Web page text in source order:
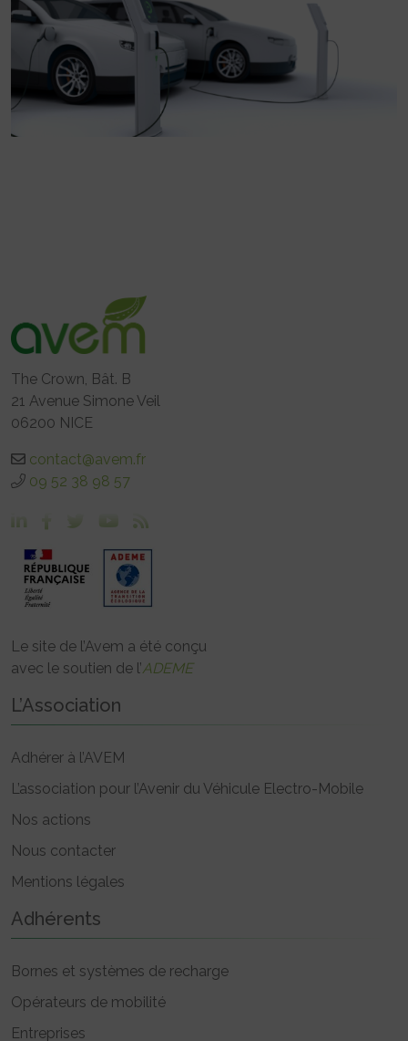
The Crown, Bât. B
21 Avenue Simone Veil
06200 NICE
contact@avem.fr
09 52 38 98 57
Le site de l’Avem a été conçu
avec le soutien de l’ADEME
L’Association
Adhérer à l’AVEM
L’association pour l’Avenir du Véhicule Electro-Mobile
Nos actions
Nous contacter
Mentions légales
Adhérents
Bornes et systèmes de recharge
Opérateurs de mobilité
Entreprises